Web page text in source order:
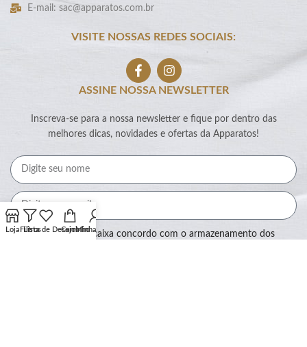
E-mail: sac@apparatos.com.br
VISITE NOSSAS REDES SOCIAIS:
ASSINE NOSSA NEWSLETTER
Inscreva-se para a nossa newsletter e fique por dentro das
melhores dicas, novidades e ofertas da Apparatos!
Ao marcar essa caixa concordo com o armazenamento dos
Loja Filtros
Lista de Desejos
CarrinhoMinha conta